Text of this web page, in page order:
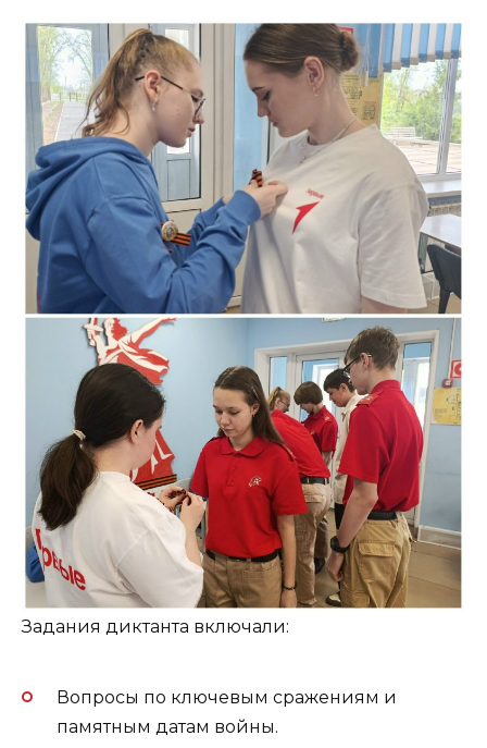
Задания диктанта включали:
Вопросы по ключевым сражениям и
памятным датам войны.